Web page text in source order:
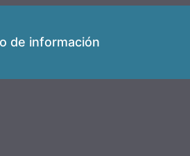
de información